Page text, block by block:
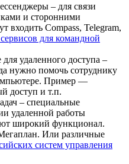
– для связи
и сторонними
входить Compass, Telegram,
для командной
удаленного доступа –
нужно помочь сотруднику
Пример —
доступ и т.п.
– специальные
удаленной работы
широкий функционал.
Или различные
систем управления